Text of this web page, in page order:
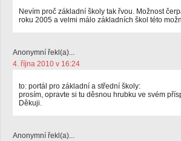
Nevím proč základní školy tak řvou. Možnost
roku 2005 a velmi málo základních škol této
Anonymní řekl(a)...
4. října 2010 v 16:24
to: portál pro základní a střední školy:
prosím, opravte si tu děsnou hrubku ve svém
Děkuji.
Anonymní řekl(a)...